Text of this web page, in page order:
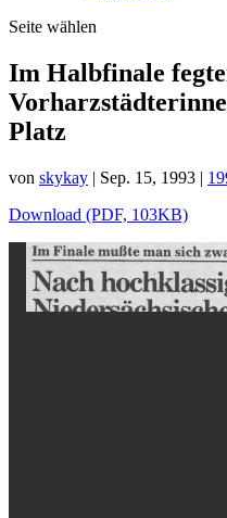
Seite wählen
Im Halbfinale
Platz
von skykay | Sep. 15, 1993 |
Download (PDF, 103KB)